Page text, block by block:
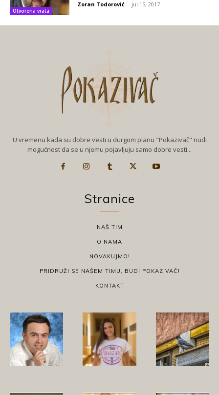
Otvorena vrata
Zoran Todorović - jul 15, 2017
U vremenu kada su dobre vesti u durgom planu "Pokazivač" nudi
mogućnost da se u njemu pojavljuju samo dobre vesti...
Stranice
NAŠ TIM
O NAMA
NOVAKUJMO!
PRIDRUŽI SE NAŠEM TIMU, BUDI POKAZIVAČ!
KONTAKT